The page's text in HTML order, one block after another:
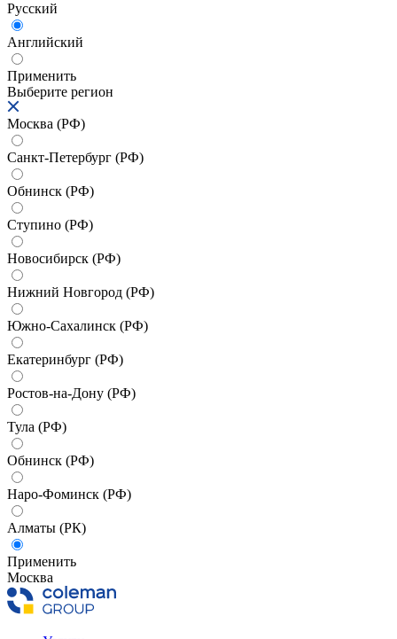
Русский
Английский
Применить
Выберите регион
Москва (РФ)
Санкт-Петербург (РФ)
Обнинск (РФ)
Ступино (РФ)
Новосибирск (РФ)
Нижний Новгород (РФ)
Южно-Сахалинск (РФ)
Екатеринбург (РФ)
Ростов-на-Дону (РФ)
Тула (РФ)
Обнинск (РФ)
Наро-Фоминск (РФ)
Алматы (РК)
Применить
Москва